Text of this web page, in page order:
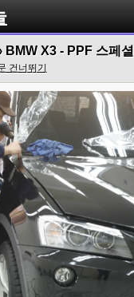
BMW X3 - PPF 스페셜
건너뛰기